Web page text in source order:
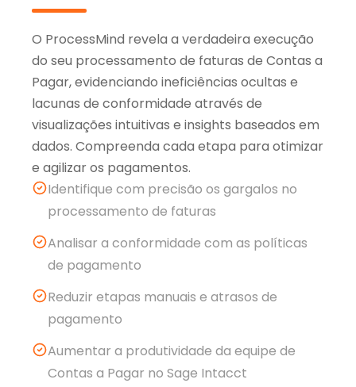
O ProcessMind revela a verdadeira execução
do seu processamento de faturas de Contas a
Pagar, evidenciando ineficiências ocultas e
lacunas de conformidade através de
visualizações intuitivas e insights baseados em
dados. Compreenda cada etapa para otimizar
e agilizar os pagamentos.
Identifique com precisão os gargalos no
processamento de faturas
Analisar a conformidade com as políticas
de pagamento
Reduzir etapas manuais e atrasos de
pagamento
Aumentar a produtividade da equipe de
Contas a Pagar no Sage Intacct